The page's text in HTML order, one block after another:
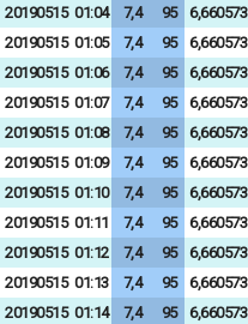
20190515 01:04 7,4 95 6,660573
20190515 01:05 7,4 95 6,660573
20190515 01:06 7,4 95 6,660573
20190515 01:07 7,4 95 6,660573
20190515 01:08 7,4 95 6,660573
20190515 01:09 7,4 95 6,660573
20190515 01:10 7,4 95 6,660573
20190515 01:11 7,4 95 6,660573
20190515 01:12 7,4 95 6,660573
20190515 01:13 7,4 95 6,660573
20190515 01:14 7,4 95 6,660573